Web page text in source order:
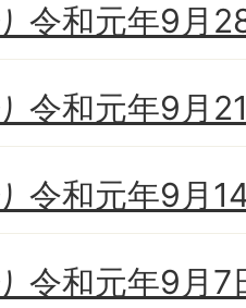
令和元年9月
令和元年9月
令和元年9月
令和元年9月7